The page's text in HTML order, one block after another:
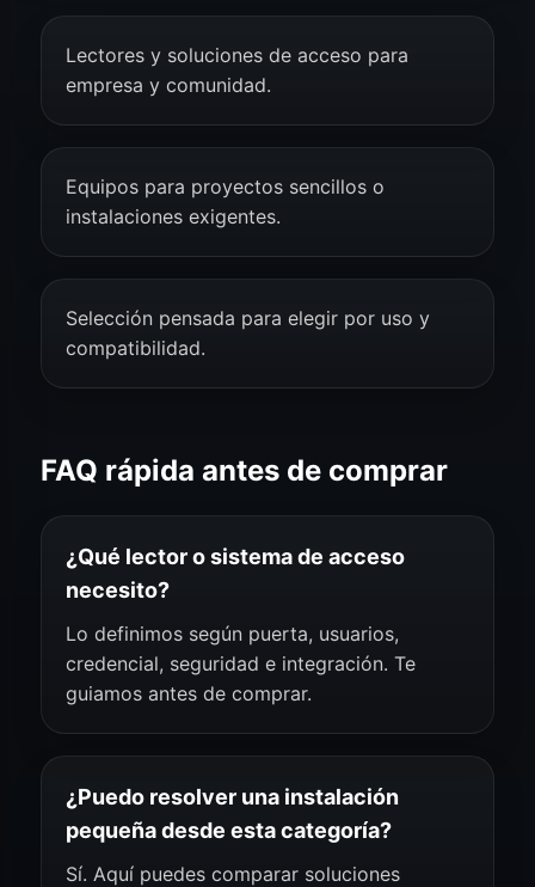
Lectores y soluciones de acceso para
empresa y comunidad.
Equipos para proyectos sencillos o
instalaciones exigentes.
Selección pensada para elegir por uso y
compatibilidad.
FAQ rápida antes de comprar
¿Qué lector o sistema de acceso
necesito?
Lo definimos según puerta, usuarios,
credencial, seguridad e integración. Te
guiamos antes de comprar.
¿Puedo resolver una instalación
pequeña desde esta categoría?
Sí. Aquí puedes comparar soluciones